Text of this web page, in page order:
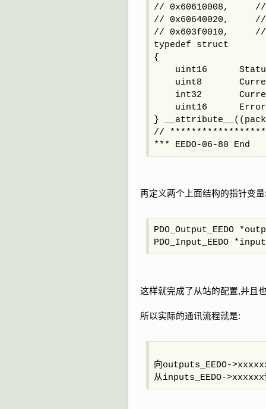
// 0x60610008, //
// 0x60640020, //
// 0x603f0010, //
typedef struct
{
uint16
uint8
int32
uint16
}
//
*** EEDO-06-80 End
再定义两个上面结构的指针变
PDO_Output_EEDO
PDO_Input_EEDO
这样就完成了从站的配置,并且
所以实际的通讯流程就是:
向outputs_EEDO-
从inputs_EEDO->xxxxxx